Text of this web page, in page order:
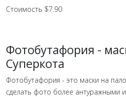
Стоимость $7.90
Фотобутафория -
Суперкота
Фотобутафория - это маски на
сделать фото более